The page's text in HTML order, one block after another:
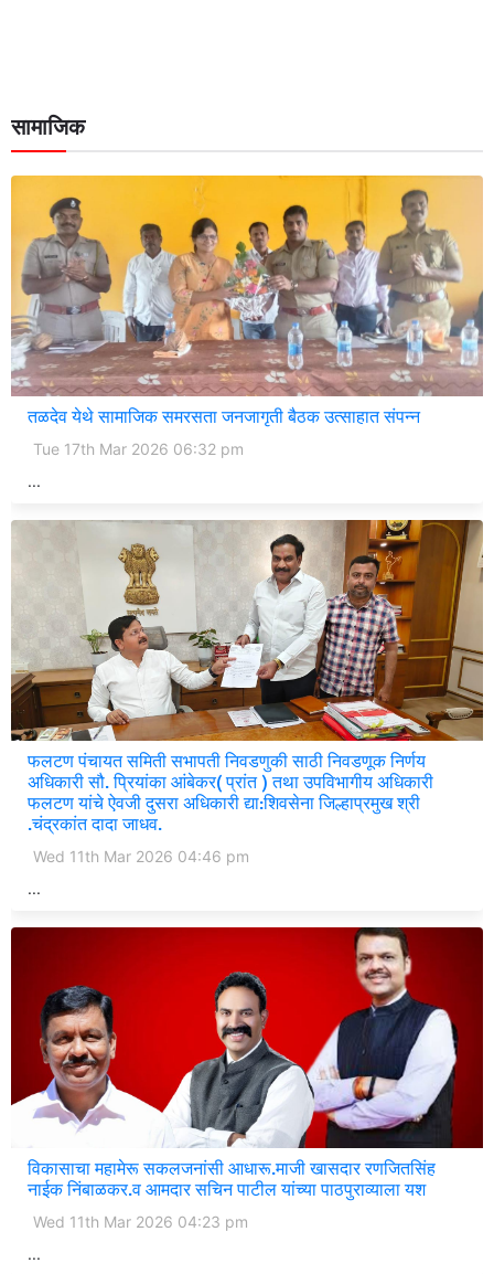
सामाजिक
तळदेव येथे सामाजिक समरसता जनजागृती बैठक उत्साहात संपन्न
Tue 17th Mar 2026 06:32 pm
...
फलटण पंचायत समिती सभापती निवडणुकी साठी निवडणूक निर्णय
अधिकारी सौ. प्रियांका आंबेकर( प्रांत ) तथा उपविभागीय अधिकारी
फलटण यांचे ऐवजी दुसरा अधिकारी द्या:शिवसेना जिल्हाप्रमुख श्री
.चंद्रकांत दादा जाधव.
Wed 11th Mar 2026 04:46 pm
...
विकासाचा महामेरू सकलजनांसी आधारू.माजी खासदार रणजितसिंह
नाईक निंबाळकर.व आमदार सचिन पाटील यांच्या पाठपुराव्याला यश
Wed 11th Mar 2026 04:23 pm
...